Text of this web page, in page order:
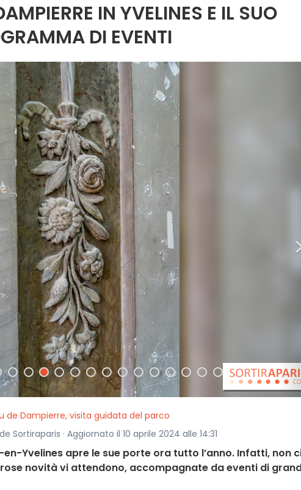
IN YVELINES E IL SUO
DI EVENTI
de Dampierre, visita guidata del parco
Sortiraparis · Aggiornato il 10 aprile 2024 alle 14:31
Yvelines apre le sue porte ora tutto l’anno. Infatti, non
novità vi attendono, accompagnate da eventi di